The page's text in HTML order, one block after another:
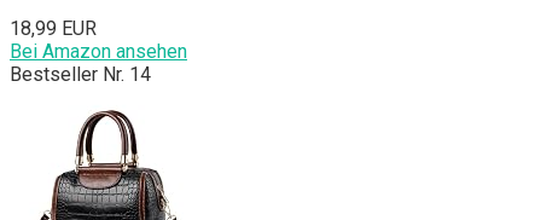
18,99 EUR
Bei Amazon ansehen
Bestseller Nr. 14